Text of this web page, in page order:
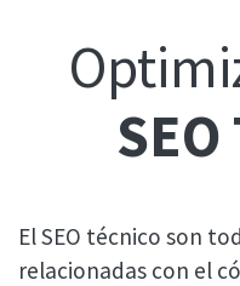
El SEO técnico son
relacionadas con el